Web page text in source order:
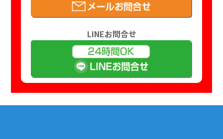
LINEお問合せ